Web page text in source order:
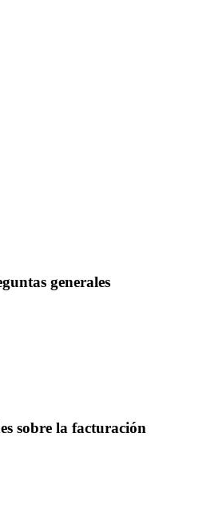
generales
sobre la facturación